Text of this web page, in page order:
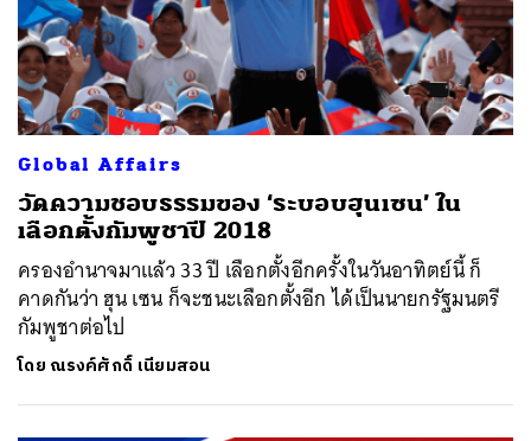
Global Affairs
วัดความชอบธรรมของ ‘ระบอบฮุนเซน’ ใน
เลือกตั้งกัมพูชาปี 2018
ครองอำนาจมาแล้ว 33 ปี เลือกตั้งอีกครั้งในวันอาทิตย์นี้ ก็
คาดกันว่า ฮุน เซน ก็จะชนะเลือกตั้งอีก ได้เป็นนายกรัฐมนตรี
กัมพูชาต่อไป
โดย ณรงค์ศักดิ์ เนียมสอน